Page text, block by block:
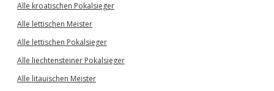
Alle kroatischen Pokalsieger
Alle lettischen Meister
Alle lettischen Pokalsieger
Alle liechtensteiner Pokalsieger
Alle litauischen Meister